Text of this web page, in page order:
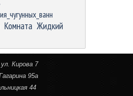
Комната Жидкий
Кирова 7
95а
44